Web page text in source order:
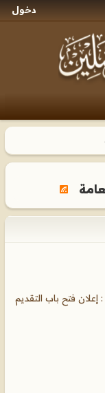
دخول
: إعلان فتح باب التقديم